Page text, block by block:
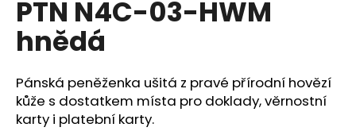
PTN N4C-03-HWM
hnědá
Pánská peněženka ušitá z pravé přírodní hovězí
kůže s dostatkem místa pro doklady, věrnostní
karty i platební karty.
r
u
č
j
e
m